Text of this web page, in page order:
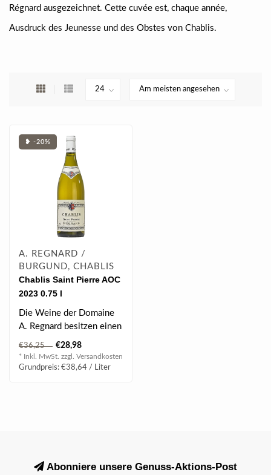
Régnard ausgezeichnet. Cette cuvée est, chaque année,
Ausdruck des Jeunesse und des Obstes von Chablis.
❥ -20%
A. REGNARD /
BURGUND, CHABLIS
Chablis Saint Pierre AOC
2023 0.75 l
Die Weine der Domaine
A. Regnard besitzen einen
individuellen Charakter
und übe..
€36,25 €28,98
* Inkl. MwSt. zzgl. Versandkosten
Grundpreis: €38,64 / Liter
Abonniere unsere Genuss-Aktions-Post